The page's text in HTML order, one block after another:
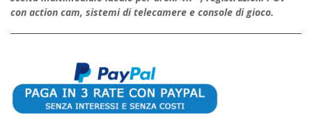
con action cam, sistemi di telecamere e console di gioco.